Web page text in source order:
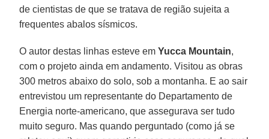
de cientistas de que se tratava de região sujeita a
frequentes abalos sísmicos.
O autor destas linhas esteve emYucca Mountain,
com o projeto ainda em andamento. Visitou as obras
300 metros abaixo do solo, sob a montanha. E ao sair
entrevistou um representante do Departamento de
Energia norte-americano, que assegurava ser tudo
muito seguro. Mas quando perguntado (como já se